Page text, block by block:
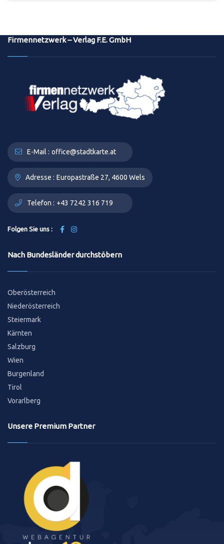
Firmennetzwerk – Verlag F.E. GmbH
E-Mail : office@stadtkarte.at
Adresse : Europastraße 27, 4600 Wels
Telefon : +43 7242 316 719
Folgen Sie uns :
Nach Bundesländer durchstöbern
Oberösterreich
Niederösterreich
Steiermark
Kärnten
Salzburg
Wien
Burgenland
Tirol
Vorarlberg
Unsere Premium Partner